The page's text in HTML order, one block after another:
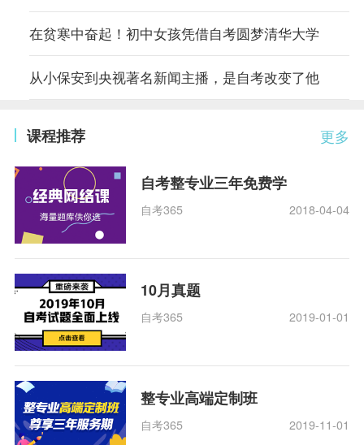
在贫寒中奋起！初中女孩凭借自考圆梦清华大学
从小保安到央视著名新闻主播，是自考改变了他
更多
课程推荐
自考整专业三年免费学
自考365 2018-04-04
10月真题
自考365 2019-01-01
整专业高端定制班
自考365 2019-11-01